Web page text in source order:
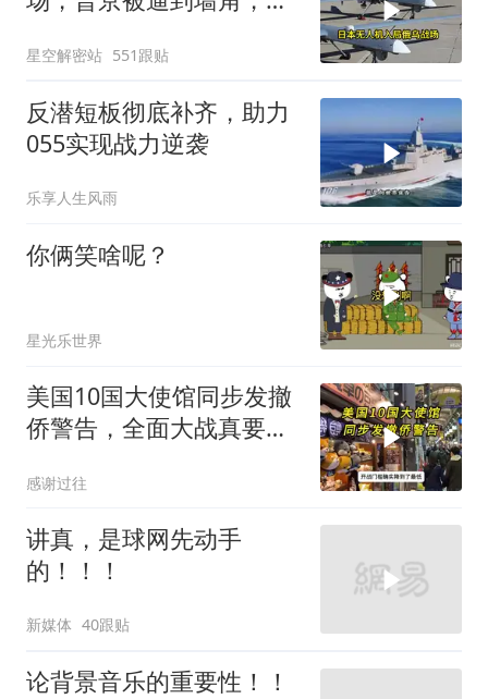
星空解密站 551跟贴
反潜短板彻底补齐，助力
055实现战力逆袭
乐享人生风雨
你俩笑啥呢？
星光乐世界
美国10国大使馆同步发撤
侨警告，全面大战真要来
感谢过往
讲真，是球网先动手
的！！！
新媒体 40跟贴
论背景音乐的重要性！！